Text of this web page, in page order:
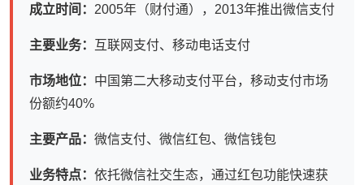
成立时间： 2005年（财付通），2013年推出微信支付
主要业务： 互联网支付、移动电话支付
市场地位： 中国第二大移动支付平台，移动支付市场
份额约40%
主要产品： 微信支付、微信红包、微信钱包
业务特点： 依托微信社交生态，通过红包功能快速获